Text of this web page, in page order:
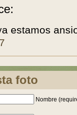
estamos
foto
Nombre